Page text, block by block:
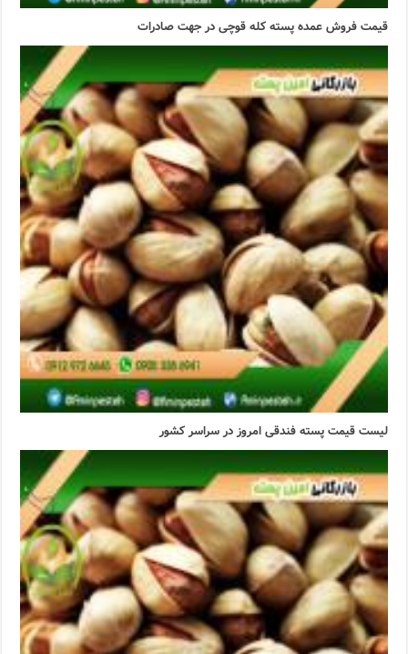
قیمت فروش عمده پسته کله قوچی در جهت صادرات
لیست قیمت پسته فندقی امروز در سراسر کشور